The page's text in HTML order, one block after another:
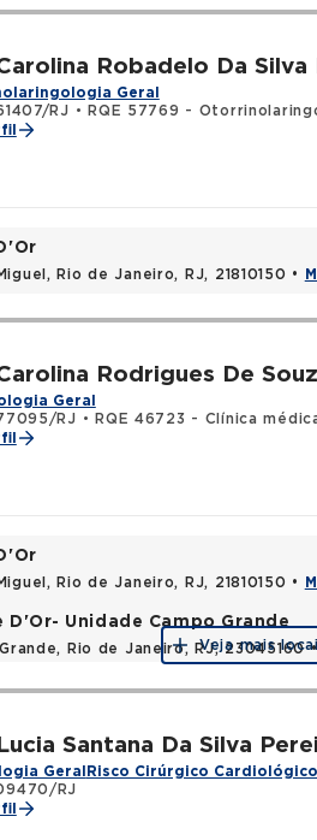
Robadelo Da Silva
Geral
RJ •
RQE 57769 -
Rio de Janeiro, RJ, 21810150 •
Rodrigues De
Geral
RJ •
RQE 46723 - Clínica
Rio de Janeiro, RJ, 21810150 •
D'Or- Unidade Campo Grande
Rio de Janeiro, RJ, 23045160
Veja mais
Santana Da Silva
Geral Risco Cirúrgico Cardiológico
RJ